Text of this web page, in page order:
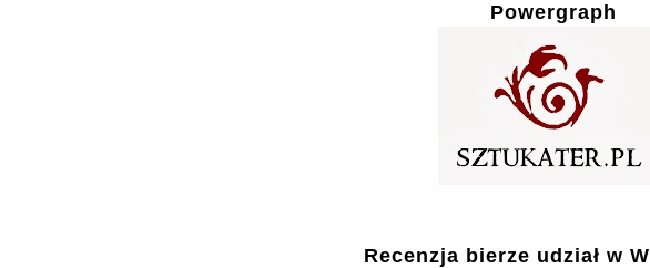
Powergraph
Recenzja bierze udział w